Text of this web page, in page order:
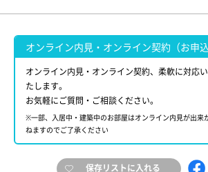
オンライン内見・オンライン契約（お申
オンライン内見・オンライン契約、柔軟に対応い
たします。
お気軽にご質問・ご相談ください。
※一部、入居中・建築中のお部屋はオンライン内見が出来
ねますのでご了承ください
保存リストに入れる